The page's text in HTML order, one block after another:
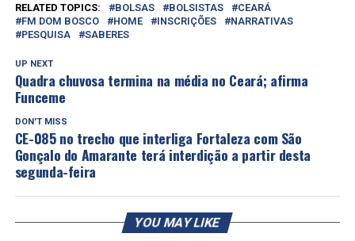
RELATED TOPICS: BOLSAS BOLSISTAS
CEARÁ
FM DOM BOSCO
HOME INSCRIÇÕES
NARRATIVAS
PESQUISA
SABERES
UP NEXT
Quadra chuvosa termina na média no Ceará; afirma
Funceme
DON'T MISS
CE-085 no trecho que interliga Fortaleza com São
Gonçalo do Amarante terá interdição a partir desta
segunda-feira
YOU MAY LIKE